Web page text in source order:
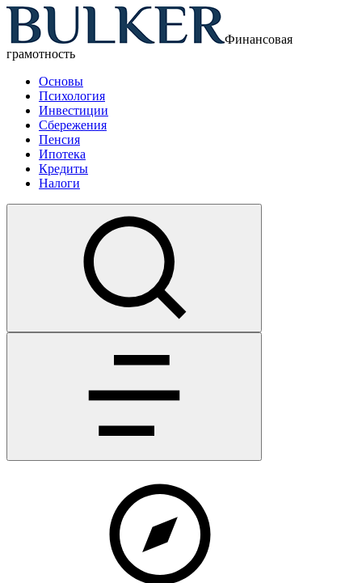
Финансовая
грамотность
Основы
Психология
Инвестиции
Сбережения
Пенсия
Ипотека
Кредиты
Налоги